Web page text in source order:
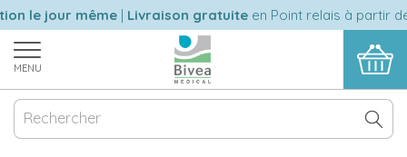
le jour même|Livraison gratuiteen Point relais à partir de
MENU